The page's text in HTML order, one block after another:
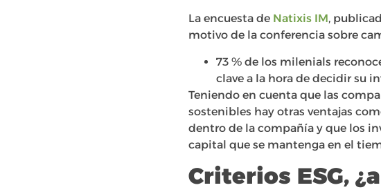
La encuesta de Natixis IM,
motivo de la conferencia sobre
73 % de los milenials
clave a la hora de decidir su
Teniendo en cuenta que las
sostenibles hay otras ventajas
dentro de la compañía y que los
capital que se mantenga en el
Criterios ESG,